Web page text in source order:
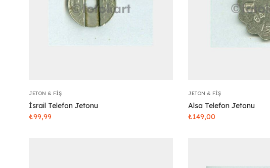
JETON & FIŞ
İsrail Telefon Jetonu
₺99,99
JETON & FIŞ
Alsa Telefon Jetonu
₺149,00